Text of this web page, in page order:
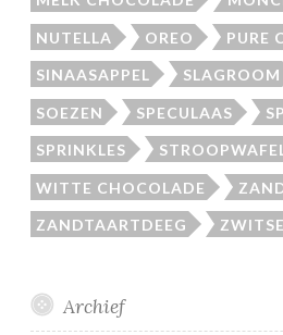
NUTELLA OREO PURE
SINAASAPPEL SLAGROOM
SOEZEN SPECULAAS
SPRINKLES
WITTE CHOCOLADE
ZANDTAARTDEEG
Archief